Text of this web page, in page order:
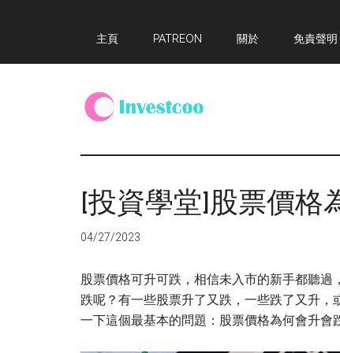
main
primary
footer
主頁 PATREON 關於 免責聲明
Investcoo
個
活
的
資
網
站
[投資學堂]股票價格
04/27/2023
股票價格可升可跌，相信未入市的新手都聽
跌呢？有一些股票升了又跌，一些跌了又升
一下這個最基本的問題：股票價格為何會升會